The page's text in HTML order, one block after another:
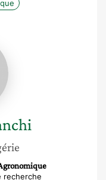
recherche